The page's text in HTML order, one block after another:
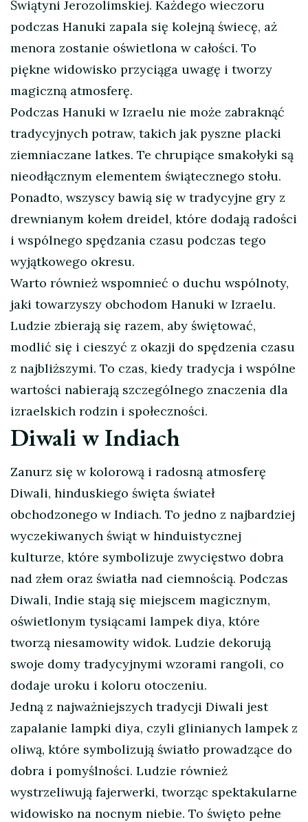
Świątyni Jerozolimskiej. Każdego wieczoru
podczas Hanuki zapala się kolejną świecę, aż
menora zostanie oświetlona w całości. To
piękne widowisko przyciąga uwagę i tworzy
magiczną atmosferę.
Podczas Hanuki w Izraelu nie może zabraknąć
tradycyjnych potraw, takich jak pyszne placki
ziemniaczane latkes. Te chrupiące smakołyki są
nieodłącznym elementem świątecznego stołu.
Ponadto, wszyscy bawią się w tradycyjne gry z
drewnianym kołem dreidel, które dodają radości
i wspólnego spędzania czasu podczas tego
wyjątkowego okresu.
Warto również wspomnieć o duchu wspólnoty,
jaki towarzyszy obchodom Hanuki w Izraelu.
Ludzie zbierają się razem, aby świętować,
modlić się i cieszyć z okazji do spędzenia czasu
z najbliższymi. To czas, kiedy tradycja i wspólne
wartości nabierają szczególnego znaczenia dla
izraelskich rodzin i społeczności.
Diwali w Indiach
Zanurz się w kolorową i radosną atmosferę
Diwali, hinduskiego święta świateł
obchodzonego w Indiach. To jedno z najbardziej
wyczekiwanych świąt w hinduistycznej
kulturze, które symbolizuje zwycięstwo dobra
nad złem oraz światła nad ciemnością. Podczas
Diwali, Indie stają się miejscem magicznym,
oświetlonym tysiącami lampek diya, które
tworzą niesamowity widok. Ludzie dekorują
swoje domy tradycyjnymi wzorami rangoli, co
dodaje uroku i koloru otoczeniu.
Jedną z najważniejszych tradycji Diwali jest
zapalanie lampki diya, czyli glinianych lampek z
oliwą, które symbolizują światło prowadzące do
dobra i pomyślności. Ludzie również
wystrzeliwują fajerwerki, tworząc spektakularne
widowisko na nocnym niebie. To święto pełne